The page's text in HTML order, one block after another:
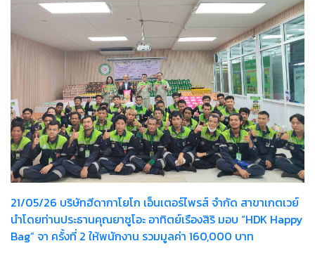
21/05/26 บริษัทฮีดากาโยโก เอ็นเตอร์ไพรส์ จำกัด สาขาเกตเวย์
นำโดยท่านประธานคุณยาซูโอะ อาทิตย์เรืองสิริ มอบ “HDK Happy
Bag” จา ครั้งที่ 2 ให้พนักงาน รวมมูลค่า 160,000 บาท